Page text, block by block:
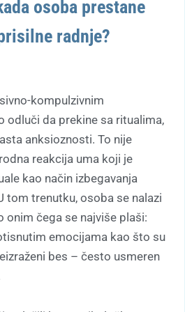
osoba prestane
radnje?
kompulzivnim
odluči da prekine sa ritualima,
anksioznosti. To nije
reakcija uma koji je
kao način izbegavanja
tom trenutku, osoba se nalazi
onim čega se najviše plaši:
emocijama kao što su
bes – često usmeren